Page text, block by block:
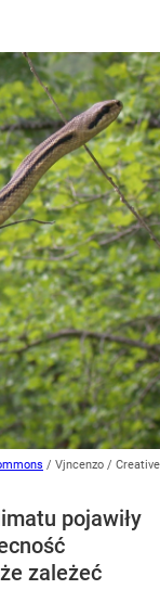
/ Vjncenzo / Creative
pojawiły
zależeć